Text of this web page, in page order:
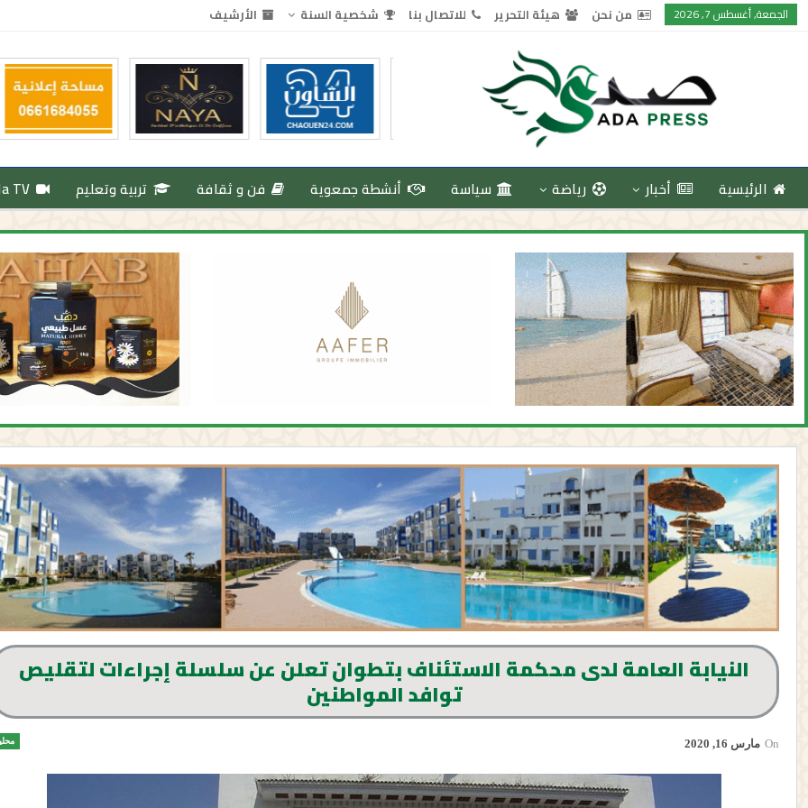
الجمعة, أغسطس 7, 2026 من نحن هيئة التحرير للاتصال بنا شخصية السنة الأرشيف
الرئيسية أخبار رياضة سياسة أنشطة جمعوية فن و ثقافة تربية وتعليم TV
النيابة العامة لدى محكمة الاستئناف بتطوان تعلن عن سلسلة إجراءات لتقليص
توافد المواطنين
On مارس 16, 2020